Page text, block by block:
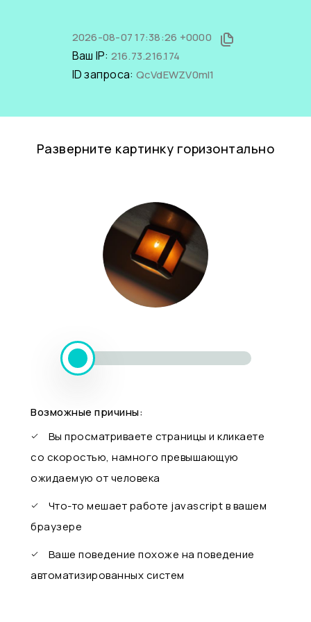
2026-08-07 17:38:26 +0000
Ваш IP: 216.73.216.174
ID запроса: QcVdEWZV0mI1
Разверните картинку горизонтально
Возможные причины:
Вы просматриваете страницы и кликаете
со скоростью, намного превышающую
ожидаемую от человека
Что-то мешает работе javascript в вашем
браузере
Ваше поведение похоже на поведение
автоматизированных систем